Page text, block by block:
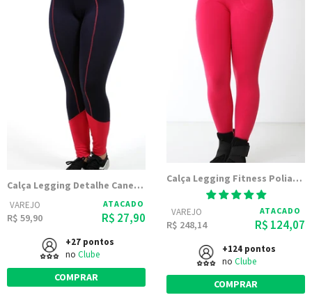
Calça Legging Detalhe Canela Cores 9888
VAREJO
R$ 59,90
ATACADO
R$ 27,90
+27 pontos
no Clube
COMPRAR
Calça Legging Fitness Poliamida
VAREJO
R$ 248,14
ATACADO
R$ 124,07
+124 pontos
no Clube
COMPRAR